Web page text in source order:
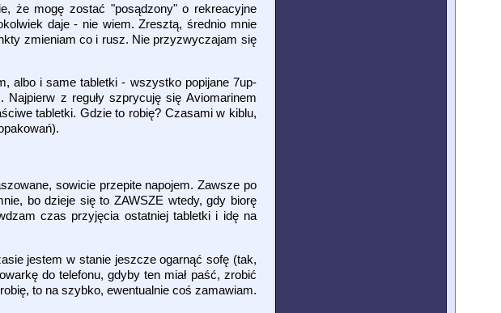
że mogę zostać "posądzony" o rekreacyjne
daje - nie wiem. Zresztą, średnio mnie
zmieniam co i rusz. Nie przyzwyczajam się
albo i same tabletki - wszystko popijane 7up-
z reguły szprycuję się Aviomarinem
tabletki. Gdzie to robię? Czasami w kiblu,
sowicie przepite napojem. Zawsze po
bo dzieje się to ZAWSZE wtedy, gdy biorę
czas przyjęcia ostatniej tabletki i idę na
jestem w stanie jeszcze ogarnąć sofę (tak,
do telefonu, gdyby ten miał paść, zrobić
to na szybko, ewentualnie coś zamawiam.